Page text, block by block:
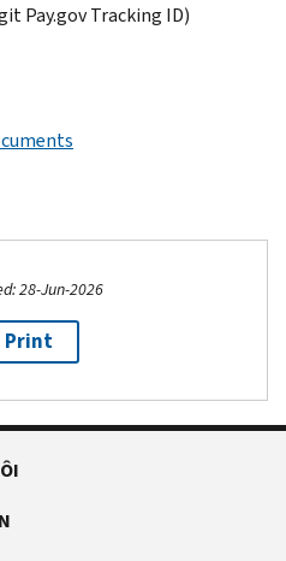
Pay.gov Tracking ID)
28-Jun-2026
Print